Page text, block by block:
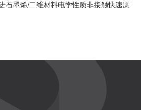
石墨烯/二维材料电学性质非接触快速测